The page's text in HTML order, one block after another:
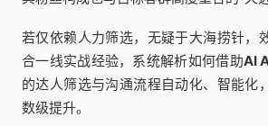
若仅依赖人力筛选，无疑于大海捞针，
合一线实战经验，系统解析如何借助AI
的达人筛选与沟通流程自动化、智能化
数级提升。